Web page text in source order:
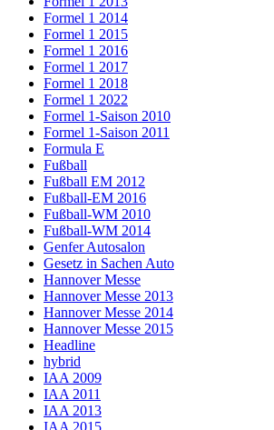
Formel 1 2014
Formel 1 2015
Formel 1 2016
Formel 1 2017
Formel 1 2018
Formel 1 2022
Formel 1-Saison 2010
Formel 1-Saison 2011
Formula E
Fußball
Fußball EM 2012
Fußball-EM 2016
Fußball-WM 2010
Fußball-WM 2014
Genfer Autosalon
Gesetz in Sachen Auto
Hannover Messe
Hannover Messe 2013
Hannover Messe 2014
Hannover Messe 2015
Headline
hybrid
IAA 2009
IAA 2011
IAA 2013
IAA 2015